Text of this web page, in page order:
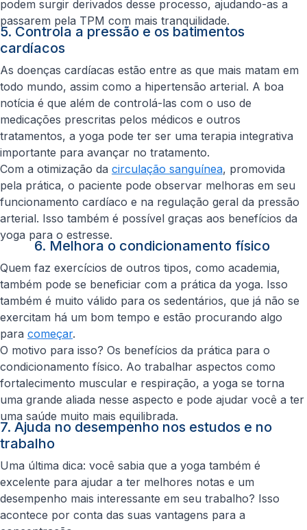
podem surgir derivados desse processo, ajudando-as a
passarem pela TPM com mais tranquilidade.
5. Controla a pressão e os batimentos
cardíacos
As doenças cardíacas estão entre as que mais matam em
todo mundo, assim como a hipertensão arterial. A boa
notícia é que além de controlá-las com o uso de
medicações prescritas pelos médicos e outros
tratamentos, a yoga pode ter ser uma terapia integrativa
importante para avançar no tratamento.
Com a otimização da circulação sanguínea, promovida
pela prática, o paciente pode observar melhoras em seu
funcionamento cardíaco e na regulação geral da pressão
arterial. Isso também é possível graças aos benefícios da
yoga para o estresse.
6. Melhora o condicionamento físico
Quem faz exercícios de outros tipos, como academia,
também pode se beneficiar com a prática da yoga. Isso
também é muito válido para os sedentários, que já não se
exercitam há um bom tempo e estão procurando algo
para começar.
O motivo para isso? Os benefícios da prática para o
condicionamento físico. Ao trabalhar aspectos como
fortalecimento muscular e respiração, a yoga se torna
uma grande aliada nesse aspecto e pode ajudar você a ter
uma saúde muito mais equilibrada.
7. Ajuda no desempenho nos estudos e no
trabalho
Uma última dica: você sabia que a yoga também é
excelente para ajudar a ter melhores notas e um
desempenho mais interessante em seu trabalho? Isso
acontece por conta das suas vantagens para a